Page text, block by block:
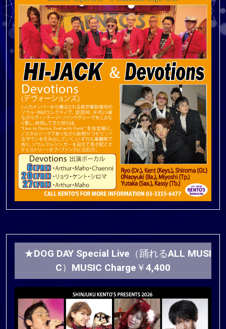
★DOG DAY Special Live（踊れるALL MUSI
C）MUSIC Charge￥4,400